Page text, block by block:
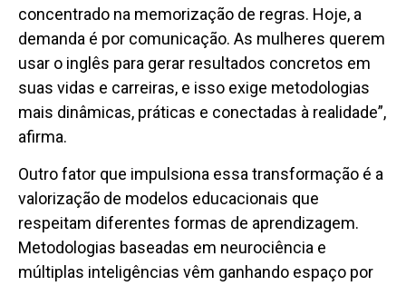
concentrado na memorização de regras. Hoje, a
demanda é por comunicação. As mulheres querem
usar o inglês para gerar resultados concretos em
suas vidas e carreiras, e isso exige metodologias
mais dinâmicas, práticas e conectadas à realidade”,
afirma.
Outro fator que impulsiona essa transformação é a
valorização de modelos educacionais que
respeitam diferentes formas de aprendizagem.
Metodologias baseadas em neurociência e
múltiplas inteligências vêm ganhando espaço por